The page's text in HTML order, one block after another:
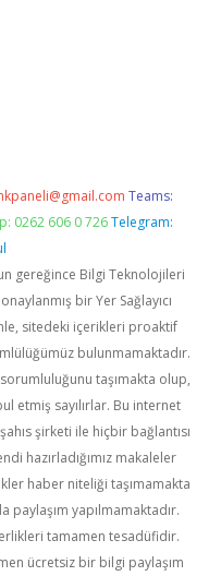
Teams:
0262 606 0 726 Telegram:
gereğince Bilgi Teknolojileri
bir Yer Sağlayıcı
sitedeki içerikleri proaktif
bulunmamaktadır.
taşımakta olup,
etmiş sayılırlar. Bu internet
şirketi ile hiçbir bağlantısı
hazırladığımız makaleler
haber niteliği taşımamakta
paylaşım yapılmamaktadır.
tamamen tesadüfidir.
ücretsiz bir bilgi paylaşım